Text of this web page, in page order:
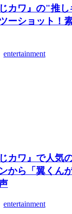
カワ』の"推
ーショット！
entertainment
カワ』で人気
から「翼くん
entertainment